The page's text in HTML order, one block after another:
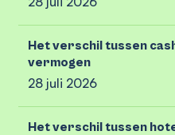
Het verschil tussen
vermogen
28 juli 2026
Het verschil tussen